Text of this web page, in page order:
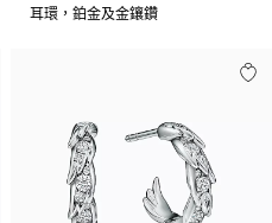
耳環，鉑金及金鑲鑽